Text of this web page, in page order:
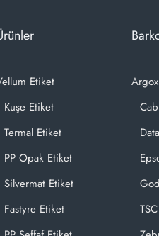
Etiket
Kuşe Etiket
Termal Etiket
PP Opak Etiket
Silvermat Etiket
Fastyre Etiket